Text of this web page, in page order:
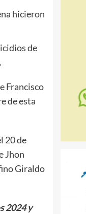
hicieron
de
Francisco
de esta
20 de
Jhon
Giraldo
2024 y